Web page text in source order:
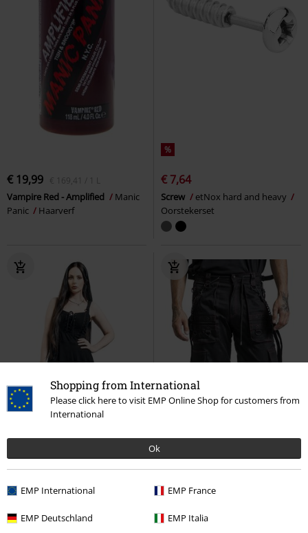
Shopping from International
Please click here to visit EMP Online Shop for customers from
International
Ok
EMP International EMP France
EMP Deutschland EMP Italia
€ 19,99 € 169,41 / 1 L
Vampire Red - Amplified
Manic
Panic
Haarverf
%
€ 7,64
Screw
etNox hard and heavy
Oorstekerset
AdviesprijsVanaf